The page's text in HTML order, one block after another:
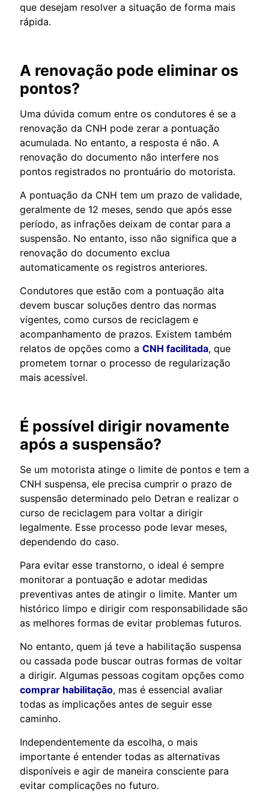
que desejam resolver a situação de forma mais
rápida.
A renovação pode eliminar os
pontos?
Uma dúvida comum entre os condutores é se a
renovação da CNH pode zerar a pontuação
acumulada. No entanto, a resposta é não. A
renovação do documento não interfere nos
pontos registrados no prontuário do motorista.
A pontuação da CNH tem um prazo de validade,
geralmente de 12 meses, sendo que após esse
período, as infrações deixam de contar para a
suspensão. No entanto, isso não significa que a
renovação do documento exclua
automaticamente os registros anteriores.
Condutores que estão com a pontuação alta
devem buscar soluções dentro das normas
vigentes, como cursos de reciclagem e
acompanhamento de prazos. Existem também
relatos de opções como a CNH facilitada, que
prometem tornar o processo de regularização
mais acessível.
É possível dirigir novamente
após a suspensão?
Se um motorista atinge o limite de pontos e tem a
CNH suspensa, ele precisa cumprir o prazo de
suspensão determinado pelo Detran e realizar o
curso de reciclagem para voltar a dirigir
legalmente. Esse processo pode levar meses,
dependendo do caso.
Para evitar esse transtorno, o ideal é sempre
monitorar a pontuação e adotar medidas
preventivas antes de atingir o limite. Manter um
histórico limpo e dirigir com responsabilidade são
as melhores formas de evitar problemas futuros.
No entanto, quem já teve a habilitação suspensa
ou cassada pode buscar outras formas de voltar
a dirigir. Algumas pessoas cogitam opções como
comprar habilitação, mas é essencial avaliar
todas as implicações antes de seguir esse
caminho.
Independentemente da escolha, o mais
importante é entender todas as alternativas
disponíveis e agir de maneira consciente para
evitar complicações no futuro.